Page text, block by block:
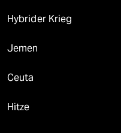
Hybrider Krieg
Jemen
Ceuta
Hitze